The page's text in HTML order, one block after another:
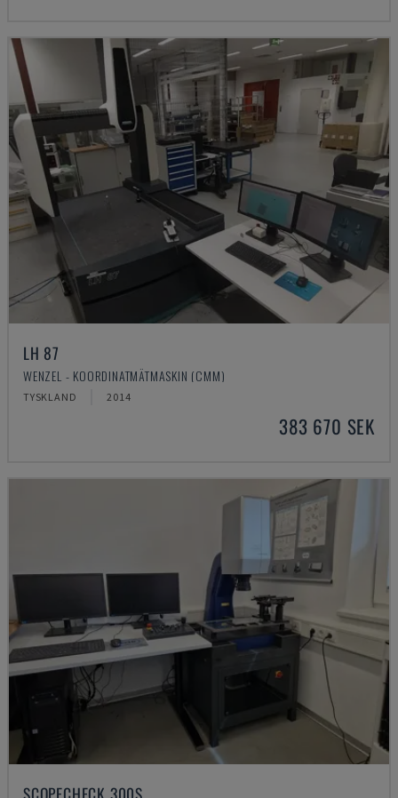
LH 87
WENZEL - KOORDINATMÄTMASKIN (CMM)
TYSKLAND 2014
383 670 SEK